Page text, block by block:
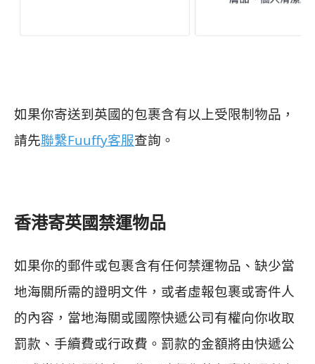
如果你寄送到英國的包裹含有以上受限制物品，
請先聯繫Fuuffy客服查詢。
香港寄英國禁運物品
如果你的郵件或包裹含有任何禁運物品、缺少當
地海關所需的證明文件，或者虛報包裹或寄件人
的內容，當地海關或國際快遞公司有權向你收取
罰款、手續費或行政費。罰款的金額將由快遞公